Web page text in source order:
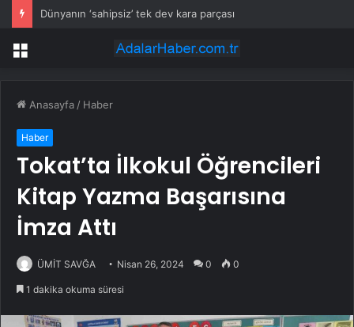
Dünyanın ‘sahipsiz’ tek dev kara parçası
Menü
Anasayfa / Haber
Haber
Tokat’ta İlkokul Öğrencileri
Kitap Yazma Başarısına
İmza Attı
ÜMİT SAVĞA Nisan 26, 2024 0 0
1 dakika okuma süresi